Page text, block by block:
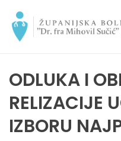
ODLUKA I
RELIZACIJE
IZBORU